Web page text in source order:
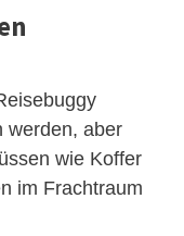
werden, aber
wie Koffer
im Frachtraum